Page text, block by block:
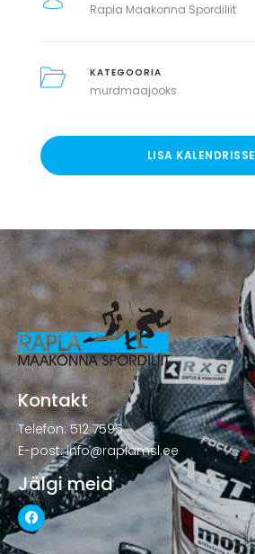
Rapla Maakonna Spordiliit
KATEGOORIA
murdmaajooks
LISA KALENDRISSE
Kontakt
Telefon: 512 7595
E-post: info@raplamsl.ee
Jälgi meid